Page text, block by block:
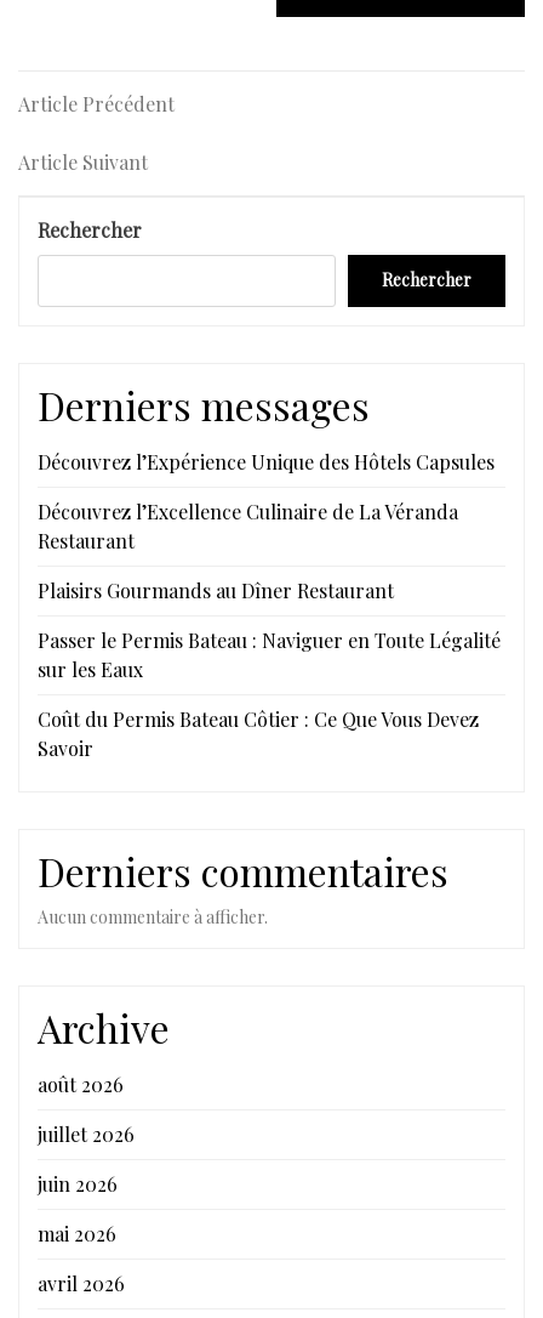
Navigation
de
Article
Article Précédent
Article
Article Suivant
Rechercher
Rechercher
Derniers messages
Découvrez l’Expérience Unique des Hôtels Capsules
Découvrez l’Excellence Culinaire de La Véranda
Restaurant
Plaisirs Gourmands au Dîner Restaurant
Passer le Permis Bateau : Naviguer en Toute Légalité
sur les Eaux
Coût du Permis Bateau Côtier : Ce Que Vous Devez
Savoir
Derniers commentaires
Aucun commentaire à afficher.
Archive
août 2026
juillet 2026
juin 2026
mai 2026
avril 2026